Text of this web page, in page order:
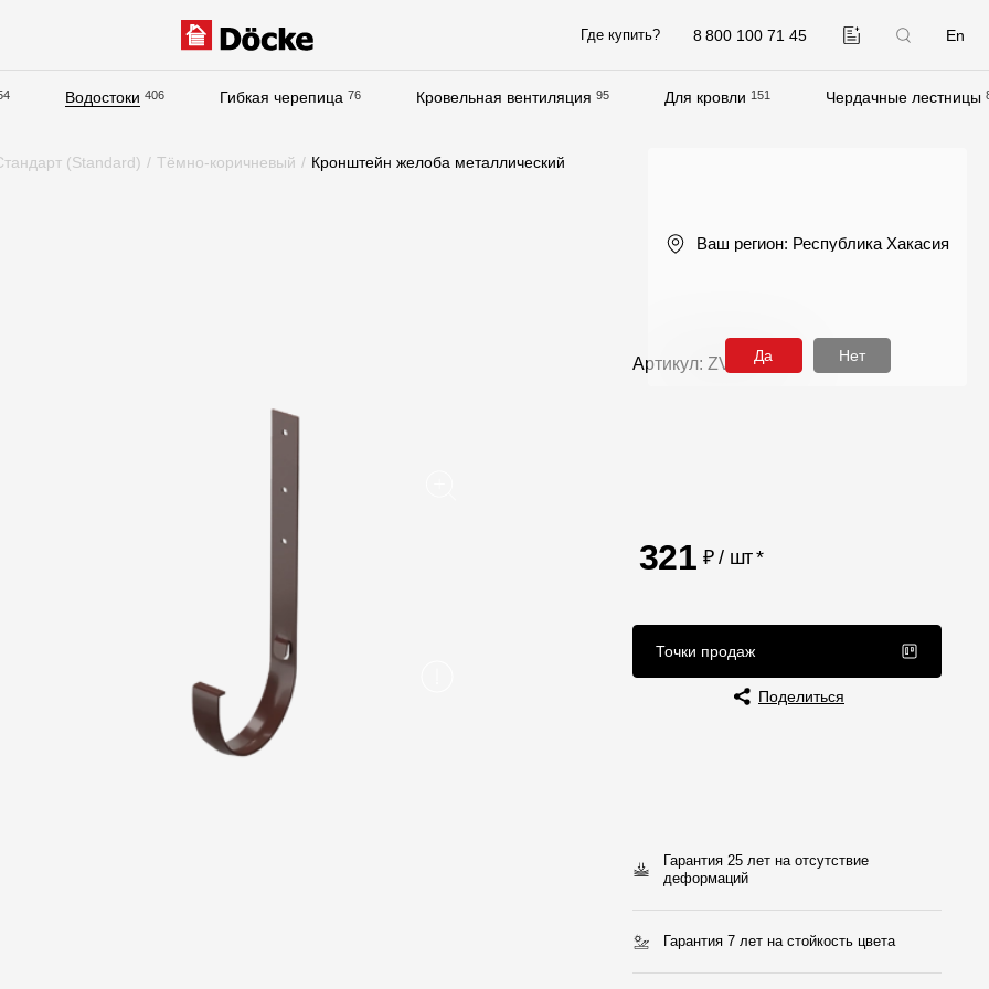
8 800 100 71 45 En
Где купить?
Водостоки 406 Гибкая черепица 76 Кровельная вентиляция 95 Для кровли 151 Чердачные лестницы
Чертежи
Фото объектов
Сервисы
Конструктор
Калькулятор
Отправка рекламации
(Standard) / Тёмно-коричневый / Кронштейн желоба металлический
Артикул: ZVTS-1023
321 ₽ / шт*
Гарантия 25 лет на отсутствие
деформаций
Гарантия 7 лет на стойкость цвета
Точки продаж
Поделиться
Ваш регион: Республика Хакасия
Да Нет